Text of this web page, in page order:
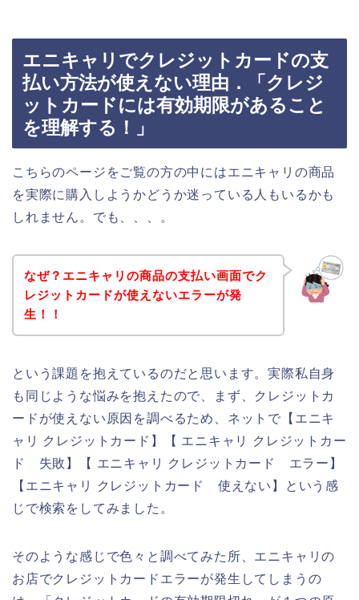
エニキャリでクレジットカードの支
払い方法が使えない理由．「クレジ
ットカードには有効期限があること
を理解する！」
こちらのページをご覧の方の中にはエニキャリの商品
を実際に購入しようかどうか迷っている人もいるかも
しれません。でも、、、。
なぜ？エニキャリの商品の支払い画面でク
レジットカードが使えないエラーが発
生！！
という課題を抱えているのだと思います。実際私自身
も同じような悩みを抱えたので、まず、クレジットカ
ードが使えない原因を調べるため、ネットで【エニキ
ャリ クレジットカード】【 エニキャリ クレジットカー
ド 失敗】【 エニキャリ クレジットカード エラー】
【エニキャリ クレジットカード 使えない】という感
じで検索をしてみました。
そのような感じで色々と調べてみた所、エニキャリの
お店でクレジットカードエラーが発生してしまうの